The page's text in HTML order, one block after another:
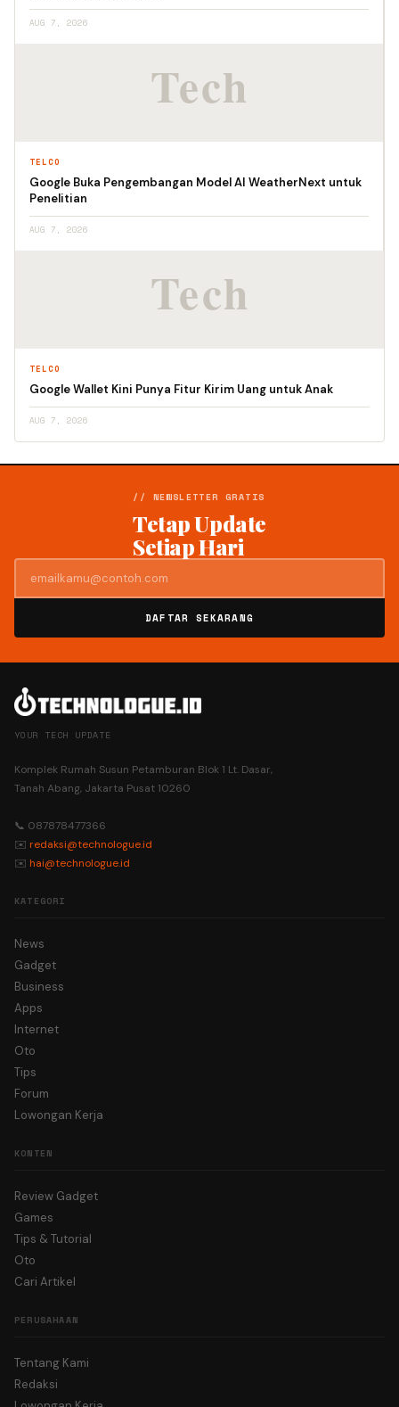
AUG 7, 2026
TELCO
Google Buka Pengembangan Model AI WeatherNext untuk
Penelitian
AUG 7, 2026
TELCO
Google Wallet Kini Punya Fitur Kirim Uang untuk Anak
AUG 7, 2026
// NEWSLETTER GRATIS
Tetap Update
Setiap Hari
DAFTAR SEKARANG
YOUR TECH UPDATE
Komplek Rumah Susun Petamburan Blok 1 Lt. Dasar,
Tanah Abang, Jakarta Pusat 10260
📞 087878477366
✉️ redaksi@technologue.id
✉️ hai@technologue.id
KATEGORI
News
Gadget
Business
Apps
Internet
Oto
Tips
Forum
Lowongan Kerja
KONTEN
Review Gadget
Games
Tips & Tutorial
Oto
Cari Artikel
PERUSAHAAN
Tentang Kami
Redaksi